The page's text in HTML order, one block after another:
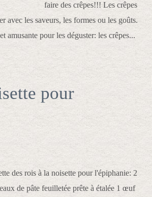
faire des crêpes!!! Les crêpes
avec les saveurs, les formes ou les goûts.
amusante pour les déguster: les crêpes...
pour
des rois à la noisette pour l'épiphanie: 2
de pâte feuilletée prête à étalée 1 œuf